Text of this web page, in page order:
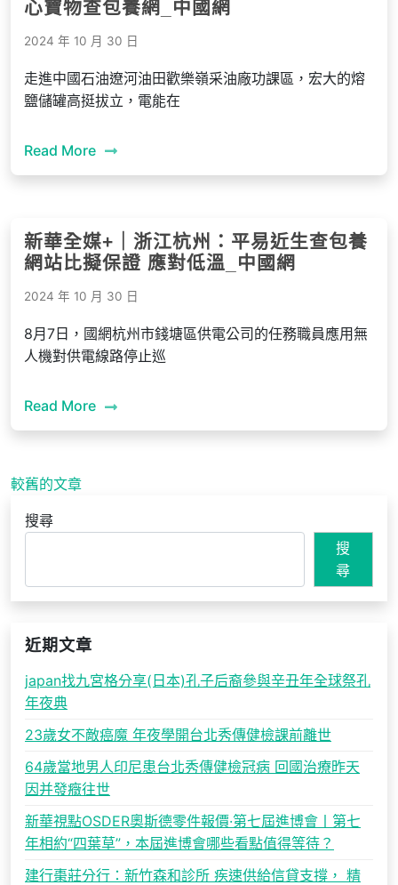
心寶物查包養網_中國網
2024 年 10 月 30 日
走進中國石油遼河油田歡樂嶺采油廠功課區，宏大的熔
鹽儲罐高挺拔立，電能在
Read More
新華全媒+｜浙江杭州：平易近生查包養
網站比擬保證 應對低溫_中國網
2024 年 10 月 30 日
8月7日，國網杭州市錢塘區供電公司的任務職員應用無
人機對供電線路停止巡
Read More
文
章
較舊的文章
搜尋
搜
尋
近期文章
japan找九宮格分享(日本)孔子后裔參與辛丑年全球祭孔
年夜典
23歲女不敵癌魔 年夜學開台北秀傳健檢課前離世
64歲當地男人印尼患台北秀傳健檢冠病 回國治療昨天
因并發癥往世
新華視點OSDER奧斯德零件報價·第七屆進博會丨第七
年相約“四葉草”，本屆進博會哪些看點值得等待？
建行棗莊分行：新竹森和診所 疾速供給信貸支撐， 精